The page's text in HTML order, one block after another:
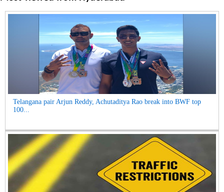
Telangana pair Arjun Reddy, Achutaditya Rao break into BWF top
100...